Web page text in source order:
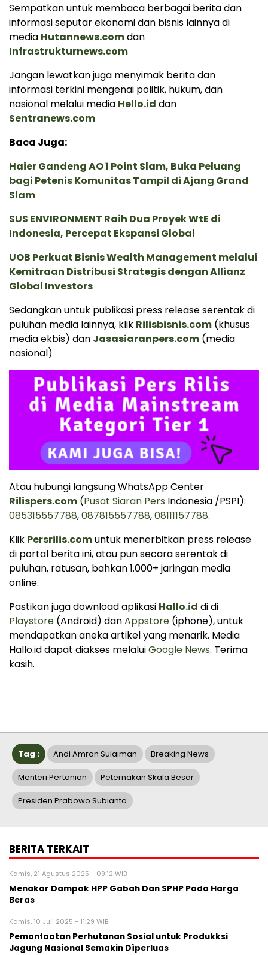
Sempatkan untuk membaca berbagai berita dan
informasi seputar ekonomi dan bisnis lainnya di
media Hutannews.comdan
Infrastrukturnews.com
Jangan lewatkan juga menyimak berita dan
informasi terkini mengenai politik, hukum, dan
nasional melalui media Hello.id dan
Sentranews.com
Baca Juga:
Haier Gandeng AO 1 Point Slam, Buka Peluang
bagi Petenis Komunitas Tampil di Ajang Grand
Slam
SUS ENVIRONMENT Raih Dua Proyek WtE di
Indonesia, Percepat Ekspansi Global
UOB Perkuat Bisnis Wealth Management melalui
Kemitraan Distribusi Strategis dengan Allianz
Global Investors
Sedangkan untuk publikasi press release serentak di
puluhan media lainnya, klik Rilisbisnis.com (khusus
media ekbis) dan Jasasiaranpers.com (media
nasional)
Atau hubungi langsung WhatsApp Center
Rilispers.com (Pusat Siaran Pers Indonesia /PSPI):
085315557788,087815557788,08111157788.
Klik Persrilis.comuntuk menerbitkan press release
di portal berita ini, atau pun secara serentak di
puluhan, ratusan, bahkan 1.000+ jaringan media
online.
Pastikan juga download aplikasi Hallo.id di di
Playstore (Android) danAppstore (iphone), untuk
mendapatkan aneka artikel yang menarik. Media
Hallo.id dapat diakses melaluiGoogle News. Terima
kasih.
Tag : Andi Amran Sulaiman Breaking News
Menteri Pertanian Peternakan Skala Besar
Presiden Prabowo Subianto
BERITA TERKAIT
Kamis, 21 Agustus 2025 - 09:12 WIB
Menakar Dampak HPP Gabah Dan SPHP Pada Harga
Beras
Kamis, 10 Juli 2025 - 11:29 WIB
Pemanfaatan Perhutanan Sosial untuk Produkksi
Jagung Nasional Semakin Dìperluas